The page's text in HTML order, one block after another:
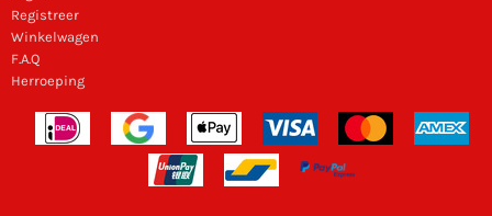
Registreer
Winkelwagen
F.A.Q
Herroeping